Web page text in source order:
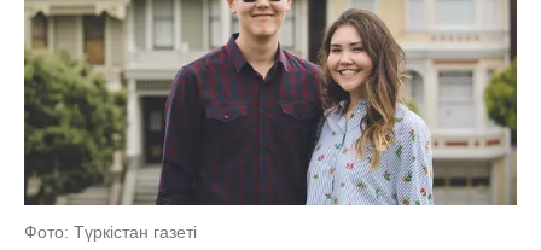
Фото: Түркістан газеті